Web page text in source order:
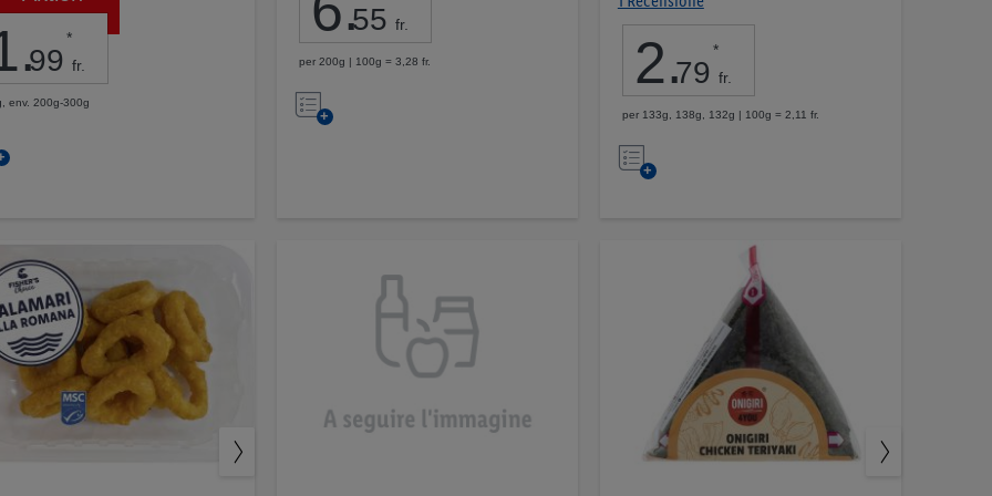
.99
*
fr.
env. 200g-300g
55 fr.
per 200g | 100g = 3,28 fr.
Nell’elenco
2.79
*
fr.
per 133g, 138g, 132g | 100g = 2,11 fr.
Nell’elenco